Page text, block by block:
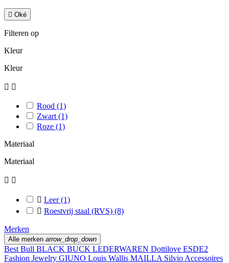
 Oké
Filteren op
Kleur
Kleur
 
Rood (1)
Zwart (1)
Roze (1)
Materiaal
Materiaal
 
 Leer(1)
 Roestvrij staal (RVS) (8)
Merken
Alle merken arrow_drop_down
Best Bull BLACK BUCK LEDERWAREN Dottilove ESDE2
Fashion Jewelry GIUNO Louis Wallis MAILLA Silvio Accessoires